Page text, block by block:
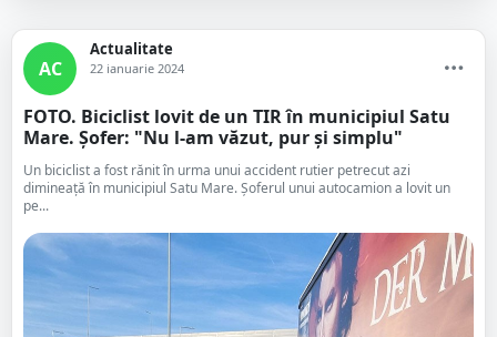
AC
Actualitate
22 ianuarie 2024
FOTO. Biciclist lovit de un TIR în municipiul Satu
Mare. Șofer: "Nu l-am văzut, pur și simplu"
Un biciclist a fost rănit în urma unui accident rutier petrecut azi
dimineață în municipiul Satu Mare. Șoferul unui autocamion a lovit un
pe...